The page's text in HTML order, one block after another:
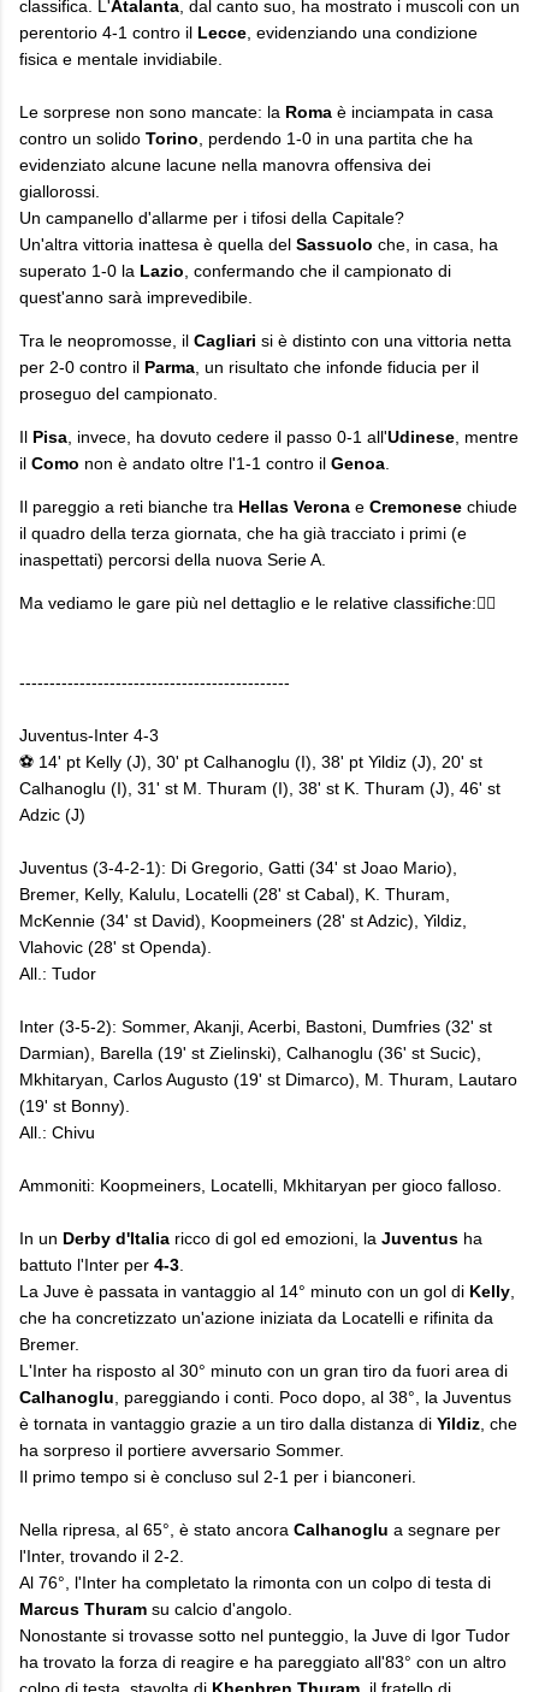
classifica. L'Atalanta , dal canto suo, ha mostrato i muscoli con un
perentorio 4-1 contro il Lecce , evidenziando una condizione
fisica e mentale invidiabile.
Le sorprese non sono mancate: la Roma è inciampata in casa
contro un solido Torino , perdendo 1-0 in una partita che ha
evidenziato alcune lacune nella manovra offensiva dei
giallorossi.
Un campanello d'allarme per i tifosi della Capitale?
Un'altra vittoria inattesa è quella del Sassuolo che, in casa, ha
superato 1-0 la Lazio , confermando che il campionato di
quest'anno sarà imprevedibile.
​Tra le neopromosse, il Cagliari si è distinto con una vittoria netta
per 2-0 contro il Parma , un risultato che infonde fiducia per il
proseguo del campionato.
Il Pisa , invece, ha dovuto cedere il passo 0-1 all'Udinese , mentre
il Como non è andato oltre l'1-1 contro il Genoa
Il pareggio a reti bianche tra Hellas Verona e Cremonese chiude
il quadro della terza giornata, che ha già tracciato i primi (e
inaspettati) percorsi della nuova Serie A.
Ma vediamo le gare più nel dettaglio e le relative classifiche:👇🏼
---------------------------------------------
Juventus-Inter 4-3
⚽ 14' pt Kelly (J), 30' pt Calhanoglu (I), 38' pt Yildiz (J), 20' st
Calhanoglu (I), 31' st M. Thuram (I), 38' st K. Thuram (J), 46' st
Adzic (J)
Juventus (3-4-2-1): Di Gregorio, Gatti (34' st Joao Mario),
Bremer, Kelly, Kalulu, Locatelli (28' st Cabal), K. Thuram,
McKennie (34' st David), Koopmeiners (28' st Adzic), Yildiz,
Vlahovic (28' st Openda).
All.: Tudor
Inter (3-5-2): Sommer, Akanji, Acerbi, Bastoni, Dumfries (32' st
Darmian), Barella (19' st Zielinski), Calhanoglu (36' st Sucic),
Mkhitaryan, Carlos Augusto (19' st Dimarco), M. Thuram, Lautaro
(19' st Bonny).
All.: Chivu
Ammoniti: Koopmeiners, Locatelli, Mkhitaryan per gioco falloso.
​In un Derby d'Italia ricco di gol ed emozioni, la Juventus ha
battuto l'Inter per 4-3
​La Juve è passata in vantaggio al 14° minuto con un gol di Kelly
che ha concretizzato un'azione iniziata da Locatelli e rifinita da
Bremer.
L'Inter ha risposto al 30° minuto con un gran tiro da fuori area di
Calhanoglu , pareggiando i conti. Poco dopo, al 38°, la Juventus
è tornata in vantaggio grazie a un tiro dalla distanza di Yildiz , che
ha sorpreso il portiere avversario Sommer.
Il primo tempo si è concluso sul 2-1 per i bianconeri.
Nella ripresa, al 65°, è stato ancora Calhanoglu a segnare per
l'Inter, trovando il 2-2.
Al 76°, l'Inter ha completato la rimonta con un colpo di testa di
Marcus Thuram su calcio d'angolo.
Nonostante si trovasse sotto nel punteggio, la Juve di Igor Tudor
ha trovato la forza di reagire e ha pareggiato all'83° con un altro